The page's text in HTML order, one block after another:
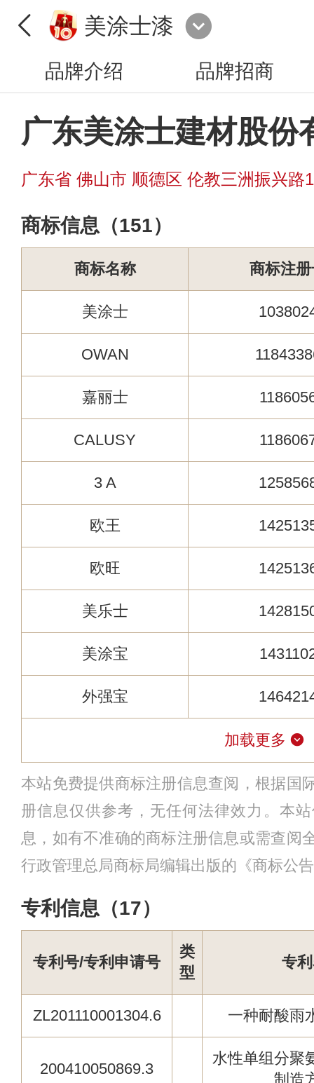
美涂士漆
品牌介绍 品牌招商
广东美涂士建材股份
广东省 佛山市 顺德区 伦教三洲振兴路
商标信息（151）
商标名称 商标注
美涂士
OWAN
嘉丽士
CALUSY
3 A
欧王
欧旺
美乐士
美涂宝
外强宝
加载更多
本站免费提供商标注册信息查阅，根据国
册信息仅供参考，无任何法律效力。本
息，如有不准确的商标注册信息或需查阅
行政管理总局商标局编辑出版的《商标公
专利信息（17）
专利号/专利申请号
类
型
专
ZL201110001304.6 一种耐酸雨
200410050869.3
水性单组分聚
制